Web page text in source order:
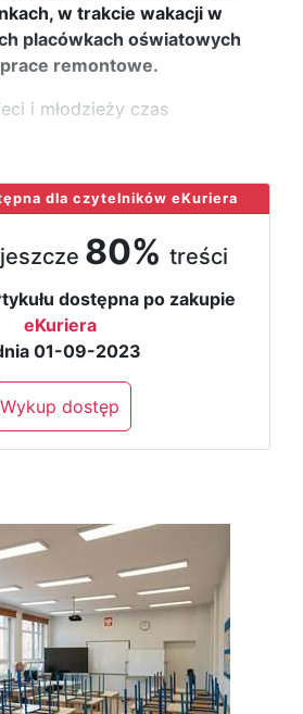
w trakcie wakacji w
placówkach oświatowych
remontowe.
i młodzieży czas
dla czytelników eKuriera
80% treści
dostępna po zakupie
eKuriera
01-09-2023
Wykup dostęp